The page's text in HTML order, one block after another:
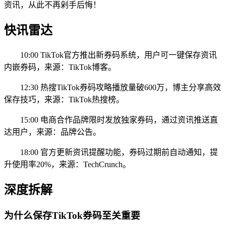
资讯，从此不再剁手后悔！
快讯雷达
10:00 TikTok官方推出新券码系统，用户可一键保存资讯
内嵌券码，来源：TikTok博客。
12:30 热搜TikTok券码攻略播放量破600万，博主分享高效
保存技巧，来源：TikTok热搜榜。
15:00 电商合作品牌限时发放独家券码，通过资讯推送直
达用户，来源：品牌公告。
18:00 官方更新资讯提醒功能，券码过期前自动通知，提
升使用率20%，来源：TechCrunch。
深度拆解
为什么保存TikTok券码至关重要